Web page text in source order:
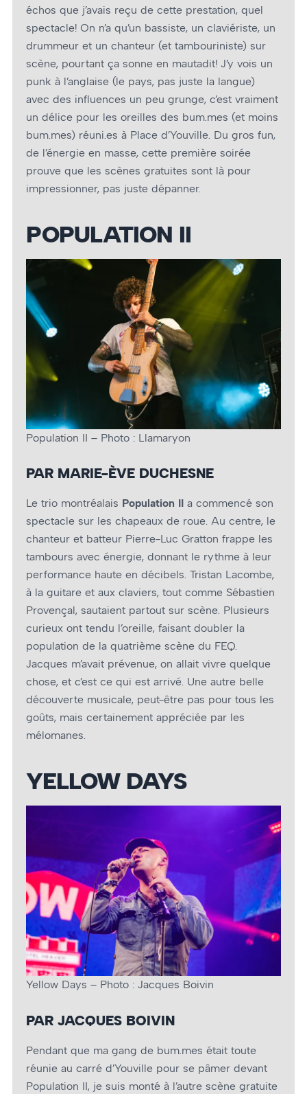
échos que j’avais reçu de cette prestation, quel
spectacle! On n’a qu’un bassiste, un claviériste, un
drummeur et un chanteur (et tambouriniste) sur
scène, pourtant ça sonne en mautadit! J’y vois un
punk à l’anglaise (le pays, pas juste la langue)
avec des influences un peu grunge, c’est vraiment
un délice pour les oreilles des bum.mes (et moins
bum.mes) réuni.es à Place d’Youville. Du gros fun,
de l’énergie en masse, cette première soirée
prouve que les scènes gratuites sont là pour
impressionner, pas juste dépanner.
POPULATION II
Population II – Photo : Llamaryon
PAR MARIE-ÈVE DUCHESNE
Le trio montréalais Population II a commencé son
spectacle sur les chapeaux de roue. Au centre, le
chanteur et batteur Pierre-Luc Gratton frappe les
tambours avec énergie, donnant le rythme à leur
performance haute en décibels. Tristan Lacombe,
à la guitare et aux claviers, tout comme Sébastien
Provençal, sautaient partout sur scène. Plusieurs
curieux ont tendu l’oreille, faisant doubler la
population de la quatrième scène du FEQ.
Jacques m’avait prévenue, on allait vivre quelque
chose, et c’est ce qui est arrivé. Une autre belle
découverte musicale, peut-être pas pour tous les
goûts, mais certainement appréciée par les
mélomanes.
YELLOW DAYS
Yellow Days – Photo : Jacques Boivin
PAR JACQUES BOIVIN
Pendant que ma gang de bum.mes était toute
réunie au carré d’Youville pour se pâmer devant
Population II, je suis monté à l’autre scène gratuite